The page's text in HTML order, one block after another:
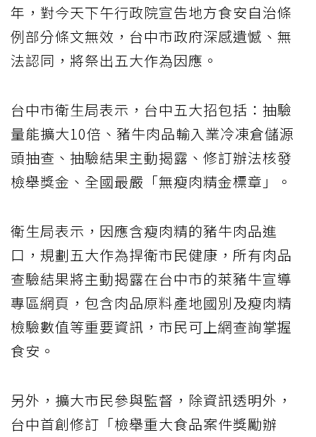
年，對今天下午行政院宣告地方食安自治條
例部分條文無效，台中市政府深感遺憾、無
法認同，將祭出五大作為因應。
台中市衛生局表示，台中五大招包括：抽驗
量能擴大10倍、豬牛肉品輸入業冷凍倉儲源
頭抽查、抽驗結果主動揭露、修訂辦法核發
檢舉獎金、全國最嚴「無瘦肉精金標章」。
衛生局表示，因應含瘦肉精的豬牛肉品進
口，規劃五大作為捍衛市民健康，所有肉品
查驗結果將主動揭露在台中市的萊豬牛宣導
專區網頁，包含肉品原料產地國別及瘦肉精
檢驗數值等重要資訊，市民可上網查詢掌握
食安。
另外，擴大市民參與監督，除資訊透明外，
台中首創修訂「檢舉重大食品案件獎勵辦